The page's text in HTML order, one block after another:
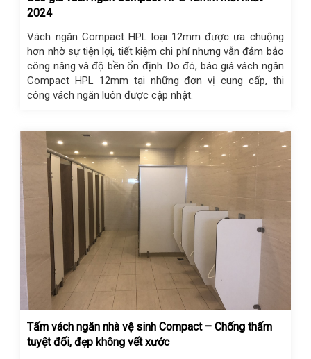
2024
Vách ngăn Compact HPL loại 12mm được ưa chuộng
hơn nhờ sự tiện lợi, tiết kiệm chi phí nhưng vẫn đảm bảo
công năng và độ bền ổn định. Do đó, báo giá vách ngăn
Compact HPL 12mm tại những đơn vị cung cấp, thi
công vách ngăn luôn được cập nhật.
Tấm vách ngăn nhà vệ sinh Compact – Chống thấm
tuyệt đối, đẹp không vết xước